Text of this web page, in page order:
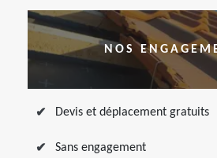
NOS
Devis et déplacement gratuits
Sans engagement